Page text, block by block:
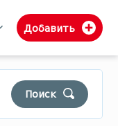
Добавить
Поиск